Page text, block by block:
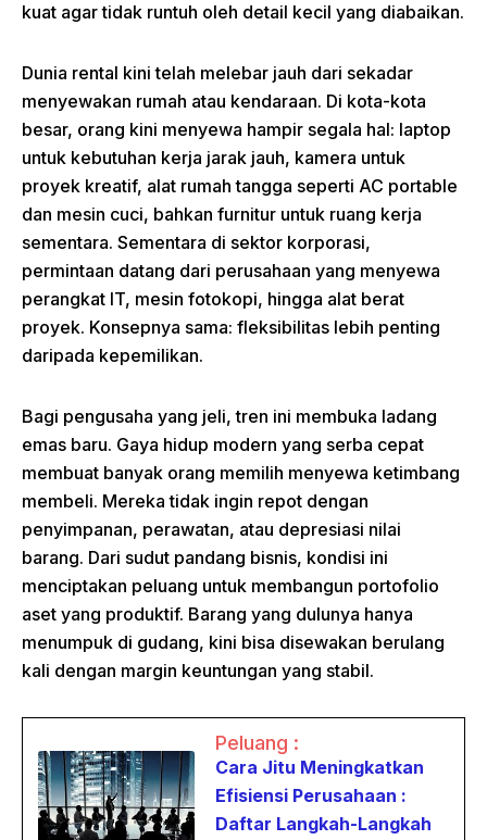
kuat agar tidak runtuh oleh detail kecil yang diabaikan.
Dunia rental kini telah melebar jauh dari sekadar
menyewakan rumah atau kendaraan. Di kota-kota
besar, orang kini menyewa hampir segala hal: laptop
untuk kebutuhan kerja jarak jauh, kamera untuk
proyek kreatif, alat rumah tangga seperti AC portable
dan mesin cuci, bahkan furnitur untuk ruang kerja
sementara. Sementara di sektor korporasi,
permintaan datang dari perusahaan yang menyewa
perangkat IT, mesin fotokopi, hingga alat berat
proyek. Konsepnya sama: fleksibilitas lebih penting
daripada kepemilikan.
Bagi pengusaha yang jeli, tren ini membuka ladang
emas baru. Gaya hidup modern yang serba cepat
membuat banyak orang memilih menyewa ketimbang
membeli. Mereka tidak ingin repot dengan
penyimpanan, perawatan, atau depresiasi nilai
barang. Dari sudut pandang bisnis, kondisi ini
menciptakan peluang untuk membangun portofolio
aset yang produktif. Barang yang dulunya hanya
menumpuk di gudang, kini bisa disewakan berulang
kali dengan margin keuntungan yang stabil.
Peluang :
Cara Jitu Meningkatkan
Efisiensi Perusahaan :
Daftar Langkah-Langkah